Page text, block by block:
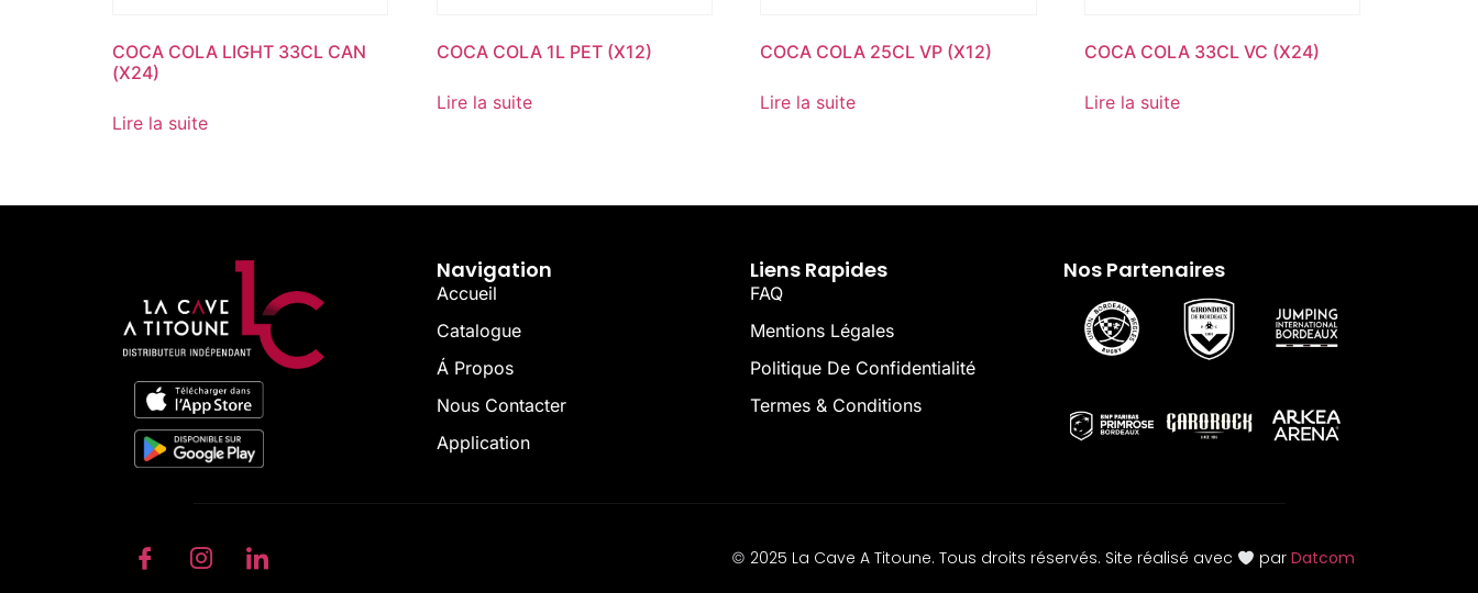
COCA COLA LIGHT 33CL CAN
(X24)
Lire la suite
COCA COLA 1L PET (X12)
Lire la suite
COCA COLA 25CL VP (X12)
Lire la suite
COCA COLA 33CL VC (X24)
Lire la suite
Navigation
Accueil
Catalogue
Á Propos
Nous Contacter
Application
Liens Rapides
FAQ
Mentions Légales
Politique De Confidentialité
Termes & Conditions
Nos Partenaires
© 2025 La Cave A Titoune. Tous droits réservés. Site réalisé avec par Datcom